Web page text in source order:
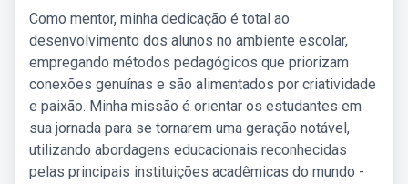
Como mentor, minha dedicação é total ao
desenvolvimento dos alunos no ambiente escolar,
empregando métodos pedagógicos que priorizam
conexões genuínas e são alimentados por criatividade
e paixão. Minha missão é orientar os estudantes em
sua jornada para se tornarem uma geração notável,
utilizando abordagens educacionais reconhecidas
pelas principais instituições acadêmicas do mundo -